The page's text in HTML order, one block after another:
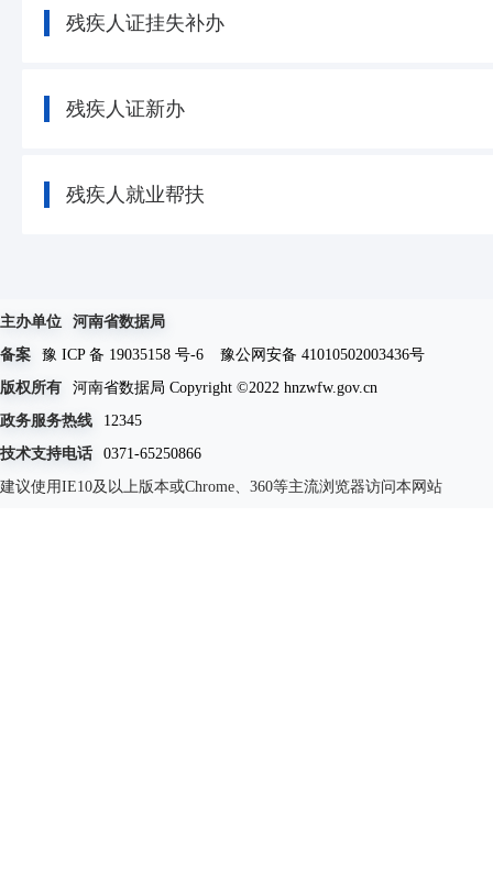
残疾人证挂失补办
残疾人证新办
残疾人就业帮扶
主办单位
河南省数据局
备案
豫 ICP 备 19035158 号-6
豫公网安备 41010502003436号
版权所有
河南省数据局 Copyright ©2022 hnzwfw.gov.cn
政务服务热线
12345
技术支持电话
0371-65250866
建议使用IE10及以上版本或Chrome、360等主流浏览器访问本网站